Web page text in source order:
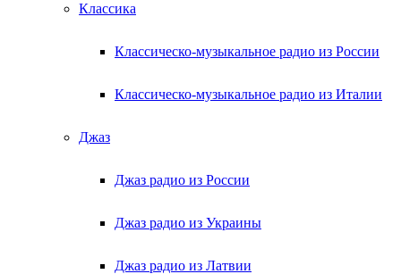
Классика
Классическо-музыкальное радио из России
Классическо-музыкальное радио из Италии
Джаз
Джаз радио из России
Джаз радио из Украины
Джаз радио из Латвии